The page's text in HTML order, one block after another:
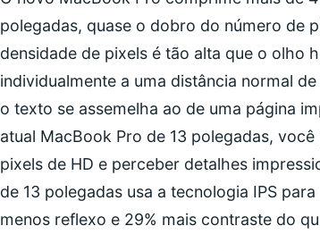
polegadas, quase o dobro do número de
densidade de pixels é tão alta que o olho
individualmente a uma distância normal
o texto se assemelha ao de uma página
atual MacBook Pro de 13 polegadas,
pixels de HD e perceber detalhes
de 13 polegadas usa a tecnologia IPS
menos reflexo e 29% mais contraste do